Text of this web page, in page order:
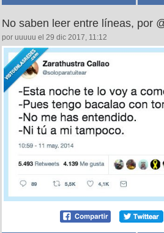
No saben leer entre líneas, por
por uuuuu el 29 dic 2017, 11:12